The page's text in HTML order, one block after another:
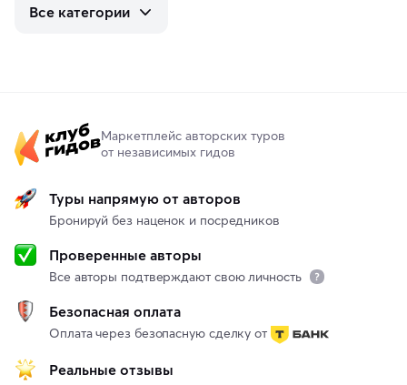
Все категории
Маркетплейс авторских туров
от независимых гидов
Туры напрямую от авторов
Бронируй без наценок и посредников
Проверенные авторы
Все авторы подтверждают свою личность
Безопасная оплата
Оплата через безопасную сделку от
Реальные отзывы